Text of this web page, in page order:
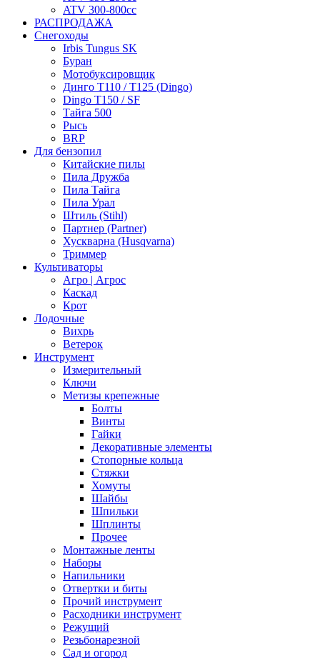
ATV 300-800cc
РАСПРОДАЖА
Снегоходы
Irbis Tungus SK
Буран
Мотобуксировщик
Динго T110 / T125 (Dingo)
Dingo T150 / SF
Тайга 500
Рысь
BRP
Для бензопил
Китайские пилы
Пила Дружба
Пила Тайга
Пила Урал
Штиль (Stihl)
Партнер (Partner)
Хускварна (Husqvarna)
Триммер
Культиваторы
Агро | Агрос
Каскад
Крот
Лодочные
Вихрь
Ветерок
Инструмент
Измерительный
Ключи
Метизы крепежные
Болты
Винты
Гайки
Декоративные элементы
Стопорные кольца
Стяжки
Хомуты
Шайбы
Шпильки
Шплинты
Прочее
Монтажные ленты
Наборы
Напильники
Отвертки и биты
Прочий инструмент
Расходники инструмент
Режущий
Резьбонарезной
Сад и огород